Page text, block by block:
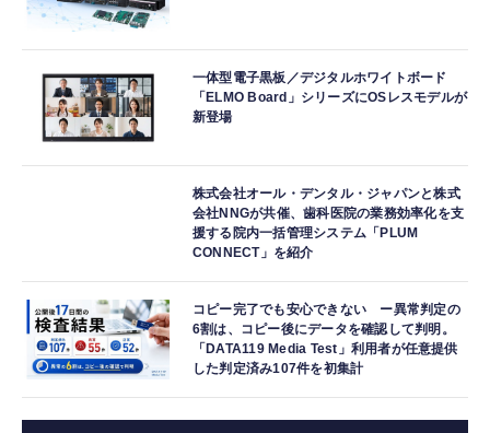
一体型電子黒板／デジタルホワイトボード
「ELMO Board」シリーズにOSレスモデルが
新登場
株式会社オール・デンタル・ジャパンと株式
会社NNGが共催、歯科医院の業務効率化を支
援する院内一括管理システム「PLUM
CONNECT」を紹介
コピー完了でも安心できない ー異常判定の
6割は、コピー後にデータを確認して判明。
「DATA119 Media Test」利用者が任意提供
した判定済み107件を初集計